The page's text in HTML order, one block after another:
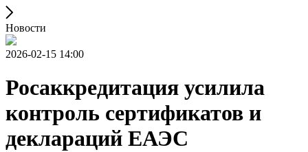
Новости
2026-02-15 14:00
Росаккредитация усилила
контроль сертификатов и
деклараций ЕАЭС